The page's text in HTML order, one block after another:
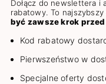
Dołącz do newslettera i
rabatowy. To
być zawsze krok przed
Kod rabatowy
Pierwszeństwo w
Specjalne oferty